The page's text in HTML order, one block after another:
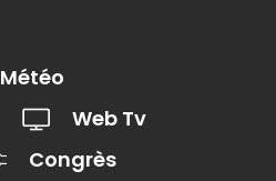
Météo
Web Tv
Congrès